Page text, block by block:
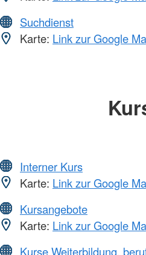
Suchdienst
Karte: Link zur Google
Interner Kurs
Karte: Link zur Google
Kursangebote
Karte: Link zur Google
Kurse Weiterbildung,